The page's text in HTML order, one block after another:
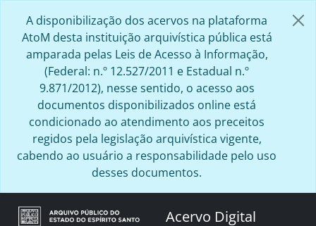
A disponibilização dos acervos na plataforma
AtoM desta instituição arquivística pública está
amparada pelas Leis de Acesso à Informação,
(Federal: n.º 12.527/2011 e Estadual n.º
9.871/2012), nesse sentido, o acesso aos
documentos disponibilizados online está
condicionado ao atendimento aos preceitos
regidos pela legislação arquivística vigente,
cabendo ao usuário a responsabilidade pelo uso
desses documentos.
Acervo Digital